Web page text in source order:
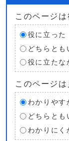
このページ
役に立った
どちらとも
役に立たな
このページ
わかりやす
どちらとも
わかりにく